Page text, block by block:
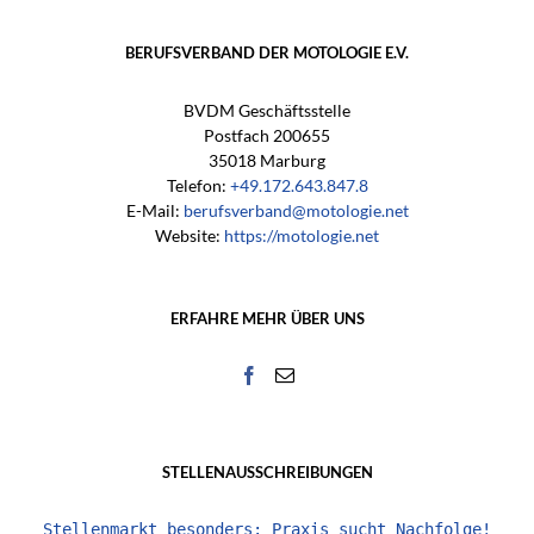
BERUFSVERBAND DER MOTOLOGIE E.V.
BVDM Geschäftsstelle
Postfach 200655
35018 Marburg
Telefon: +49.172.643.847.8
E-Mail: berufsverband@motologie.net
Website: https://motologie.net
ERFAHRE MEHR ÜBER UNS
STELLENAUSSCHREIBUNGEN
Stellenmarkt besonders: Praxis sucht Nachfolge!